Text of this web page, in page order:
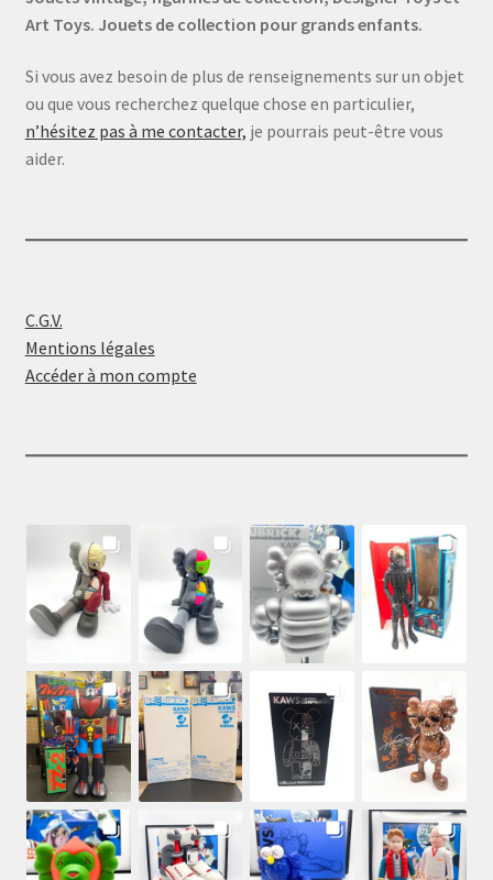
Art Toys. Jouets de collection pour grands enfants.
Si vous avez besoin de plus de renseignements sur un objet
ou que vous recherchez quelque chose en particulier,
n’hésitez pas à me contacter, je pourrais peut-être vous
aider.
C.G.V.
Mentions légales
Accéder à mon compte